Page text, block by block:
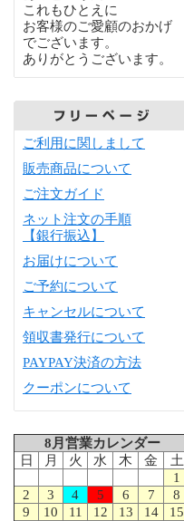
これもひとえに
お客様のご愛顧のおかげ
でございます。
ありがとうございます。
ご利用に関しまして
販売商品について
ご注文ガイド
ネット注文の手順
【銀行振込】
お届けについて
ご予約について
キャンセルについて
領収書発行について
PAYPAY決済の方法
クーポンについて
8月営業カレンダー
日
月 火 水 木 金
土
1
2
3 4 5 6 7
8
9
10 11 12 13 14
15